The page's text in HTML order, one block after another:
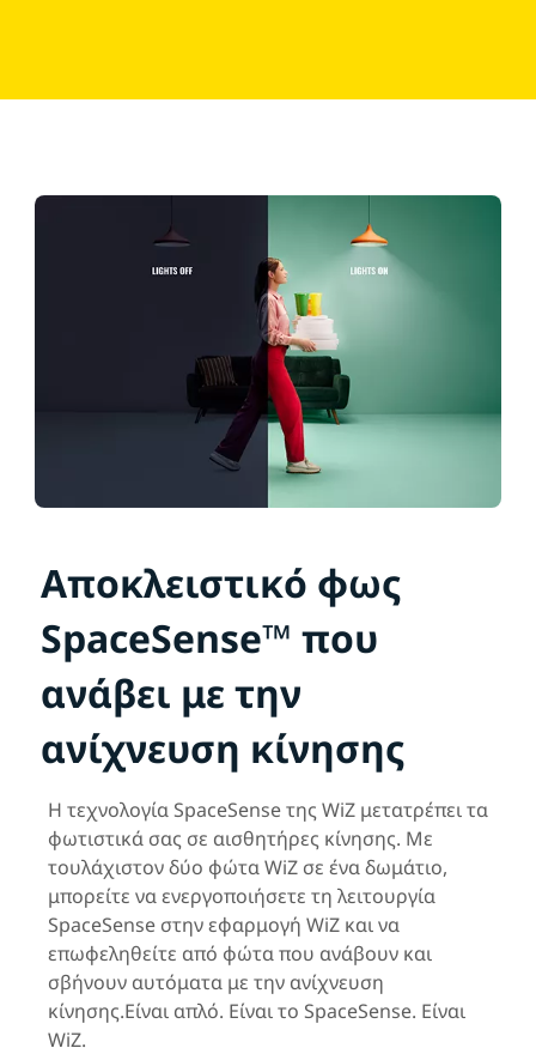
Αποκλειστικό φως
SpaceSense™ που
ανάβει με την
ανίχνευση κίνησης
Η τεχνολογία SpaceSense της WiZ μετατρέπει τα
φωτιστικά σας σε αισθητήρες κίνησης. Με
τουλάχιστον δύο φώτα WiZ σε ένα δωμάτιο,
μπορείτε να ενεργοποιήσετε τη λειτουργία
SpaceSense στην εφαρμογή WiZ και να
επωφεληθείτε από φώτα που ανάβουν και
σβήνουν αυτόματα με την ανίχνευση
κίνησης.Είναι απλό. Είναι το SpaceSense. Είναι
WiZ.